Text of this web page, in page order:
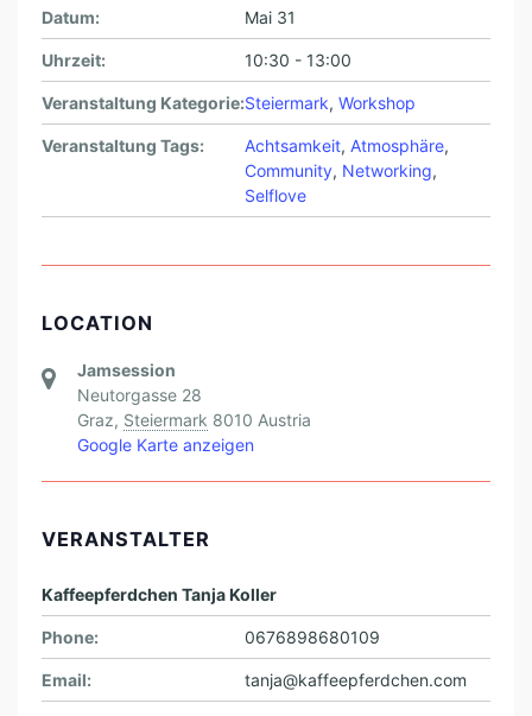
Datum: Mai 31
Uhrzeit: 10:30 - 13:00
Veranstaltung Kategorie:Steiermark, Workshop
Veranstaltung Tags: Achtsamkeit, Atmosphäre,
Community, Networking,
Selflove
LOCATION
Jamsession
Neutorgasse 28
Graz, Steiermark 8010 Austria
Google Karte anzeigen
VERANSTALTER
Kaffeepferdchen Tanja Koller
Phone: 0676898680109
Email: tanja@kaffeepferdchen.com